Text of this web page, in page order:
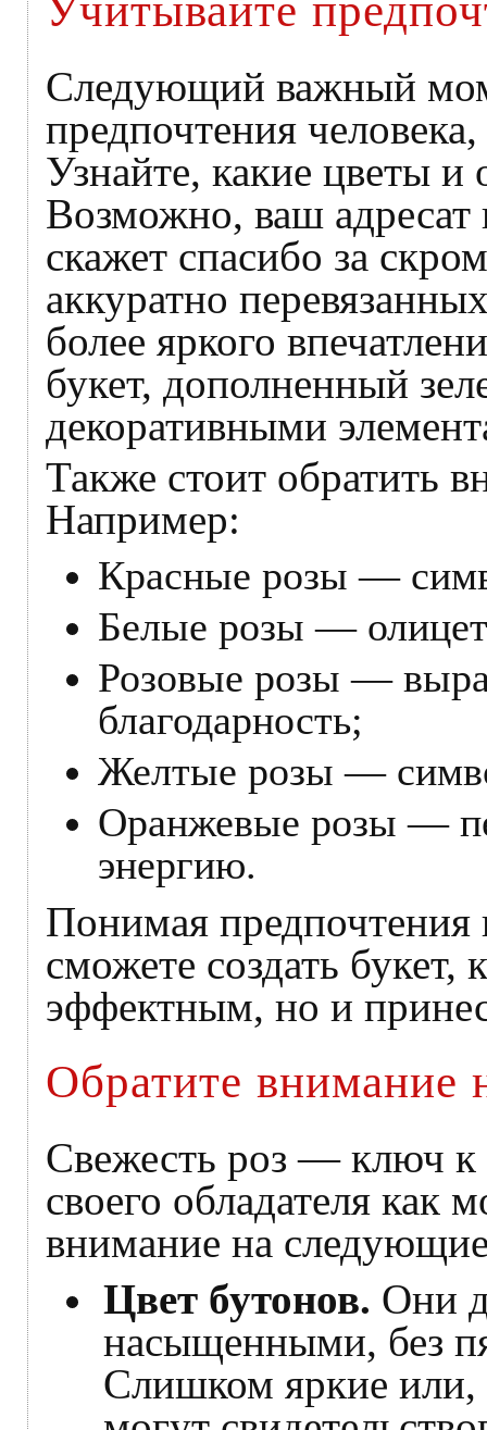
Следующий важный
предпочтения
Узнайте, какие цветы и
Возможно, ваш
скажет спасибо за
аккуратно
более яркого
букет, дополненный
декоративными
Также стоит обратить
Например:
Красные розы —
Белые розы —
Розовые розы —
благодарность;
Желтые розы —
Оранжевые розы —
энергию.
Понимая предпочтения
сможете создать букет,
эффектным, но и
Обратите внимание
Свежесть роз — ключ к
своего обладателя
внимание на
Цвет бутонов. Они
насыщенными, без
Слишком яркие или,